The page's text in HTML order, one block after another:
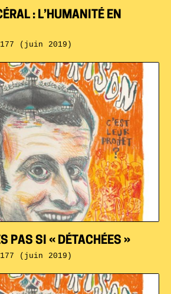
PAS SI « DÉTACHÉES »
(juin 2019)
: L’HUMANITÉ EN
(juin 2019)